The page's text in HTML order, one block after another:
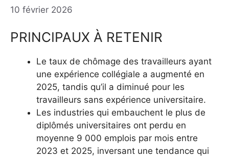
10 février 2026
PRINCIPAUX À RETENIR
Le taux de chômage des travailleurs ayant
une expérience collégiale a augmenté en
2025, tandis qu’il a diminué pour les
travailleurs sans expérience universitaire.
Les industries qui embauchent le plus de
diplômés universitaires ont perdu en
moyenne 9 000 emplois par mois entre
2023 et 2025, inversant une tendance qui